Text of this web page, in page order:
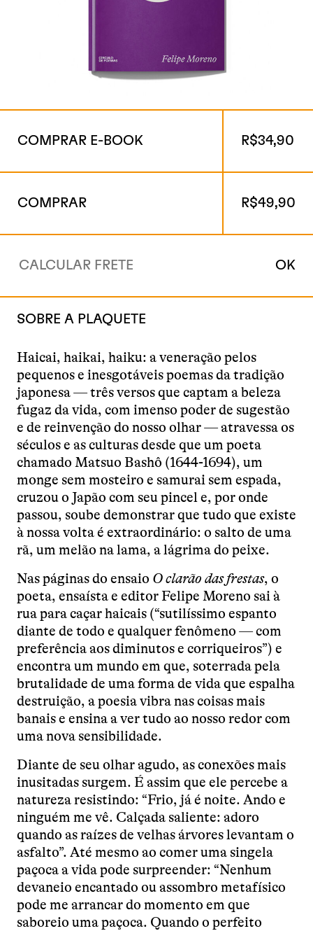
COMPRAR E-BOOK R$34,90
COMPRAR R$49,90
OK
SOBRE A PLAQUETE
Haicai, haikai, haiku: a veneração pelos
pequenos e inesgotáveis poemas da tradição
japonesa — três versos que captam a beleza
fugaz da vida, com imenso poder de sugestão
e de reinvenção do nosso olhar — atravessa os
séculos e as culturas desde que um poeta
chamado Matsuo Bashô (1644-1694), um
monge sem mosteiro e samurai sem espada,
cruzou o Japão com seu pincel e, por onde
passou, soube demonstrar que tudo que existe
à nossa volta é extraordinário: o salto de uma
rã, um melão na lama, a lágrima do peixe.
Nas páginas do ensaio O clarão das frestas, o
poeta, ensaísta e editor Felipe Moreno sai à
rua para caçar haicais (“sutilíssimo espanto
diante de todo e qualquer fenômeno — com
preferência aos diminutos e corriqueiros”) e
encontra um mundo em que, soterrada pela
brutalidade de uma forma de vida que espalha
destruição, a poesia vibra nas coisas mais
banais e ensina a ver tudo ao nosso redor com
uma nova sensibilidade.
Diante de seu olhar agudo, as conexões mais
inusitadas surgem. É assim que ele percebe a
natureza resistindo: “Frio, já é noite. Ando e
ninguém me vê. Calçada saliente: adoro
quando as raízes de velhas árvores levantam o
asfalto”. Até mesmo ao comer uma singela
paçoca a vida pode surpreender: “Nenhum
devaneio encantado ou assombro metafísico
pode me arrancar do momento em que
saboreio uma paçoca. Quando o perfeito